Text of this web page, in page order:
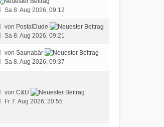
Sa 8. Aug 2026, 09:12
von PostalDude
Sa 8. Aug 2026, 09:21
vonSaunabär
Sa 8. Aug 2026, 09:37
vonC&U
Fr 7. Aug 2026, 20:55